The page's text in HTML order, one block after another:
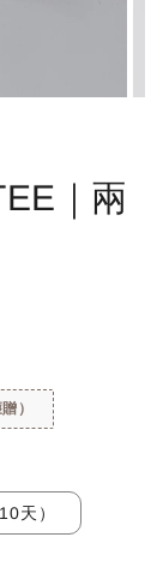
｜兩
）
天）